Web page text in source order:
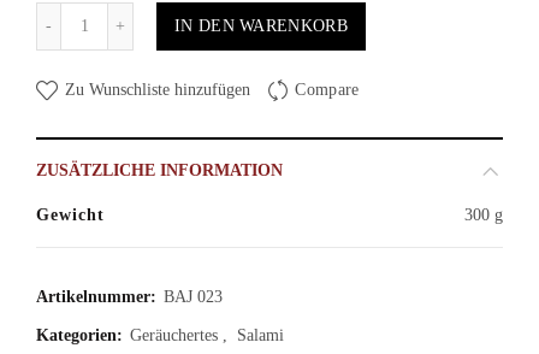
Anzahl
IN DEN WARENKORB
Zu Wunschliste hinzufügen Compare
ZUSÄTZLICHE INFORMATION
Gewicht 300 g
Artikelnummer: BAJ 023
Kategorien: Geräuchertes , Salami